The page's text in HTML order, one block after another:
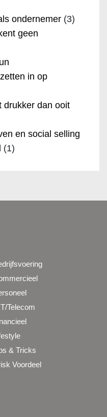
ondernemer (3)
geen
in op
drukker dan ooit
en social selling
(1)
Telecom
& Tricks
Voordeel